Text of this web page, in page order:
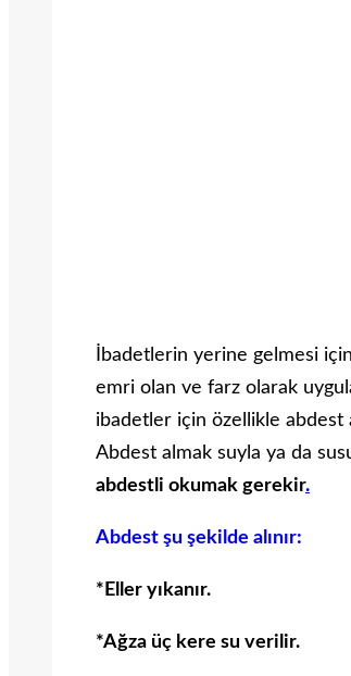
İbadetlerin yerine gelmesi için
emri olan ve farz olarak
ibadetler için özellikle abdest
Abdest almak suyla ya da
abdestli okumak gerekir.
Abdest şu şekilde alınır:
*Eller yıkanır.
*Ağza üç kere su verilir.